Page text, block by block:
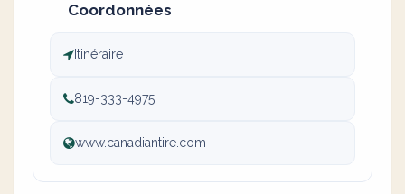
Coordonnées
Itinéraire
819-333-4975
www.canadiantire.com